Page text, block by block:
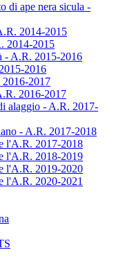
di ape nera sicula -
2014-2015
2014-2015
- A.R. 2015-2016
2016
2017
2016-2017
alaggio - A.R. 2017-
- A.R. 2017-2018
l'A.R. 2017-2018
l'A.R. 2018-2019
l'A.R. 2019-2020
l'A.R. 2020-2021